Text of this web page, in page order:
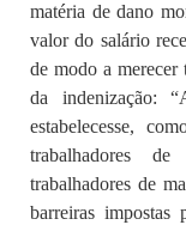
matéria de dano
valor do salário
de modo a
da indenização:
estabelecesse,
trabalhadores
trabalhadores de
barreiras impostas